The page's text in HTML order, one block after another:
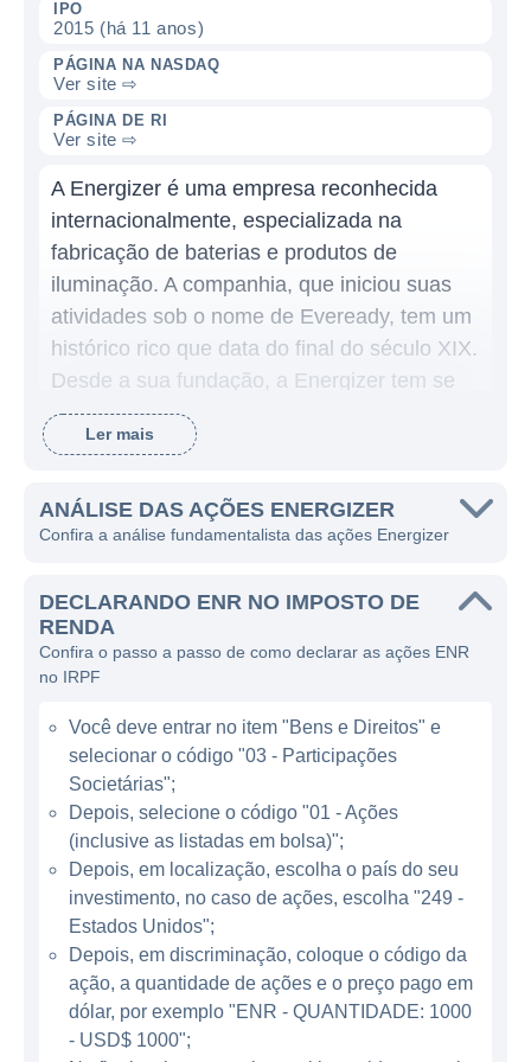
IPO
2015 (há 11 anos)
PÁGINA NA NASDAQ
Ver site ⇨
PÁGINA DE RI
Ver site ⇨
A Energizer é uma empresa reconhecida
internacionalmente, especializada na
fabricação de baterias e produtos de
iluminação. A companhia, que iniciou suas
atividades sob o nome de Eveready, tem um
histórico rico que data do final do século XIX.
Desde a sua fundação, a Energizer tem se
destacado pela inovação e qualidade dos
seus produtos, focando não apenas na
soluções sustentáveis para suas operações.
consumo, oferecendo uma ampla gama de
produtos, como baterias alcalinas e de lítio,
lanternas e outros dispositivos de
iluminação. A empresa é conhecida por
algumas marcas icônicas, como Energizer e
Eveready, que ganharam a confiança do
consumidor ao longo dos anos. Além disso, a
Energizer está constantemente investindo
em pesquisa e desenvolvimento para
aprimorar seus produtos e atender às
crescentes demandas do mercado.
ATUAÇÃO DA ENERGIZER
A Energizer opera em diversos países ao
Ler mais
ANÁLISE DAS AÇÕES ENERGIZER
Confira a análise fundamentalista das ações Energizer
DECLARANDO ENR NO IMPOSTO DE
RENDA
Confira o passo a passo de como declarar as ações ENR
no IRPF
Você deve entrar no item "Bens e Direitos" e
selecionar o código "03 - Participações
Societárias";
Depois, selecione o código "01 - Ações
(inclusive as listadas em bolsa)";
Depois, em localização, escolha o país do seu
investimento, no caso de ações, escolha "249 -
Estados Unidos";
Depois, em discriminação, coloque o código da
ação, a quantidade de ações e o preço pago em
dólar, por exemplo "ENR - QUANTIDADE: 1000
- USD$ 1000";